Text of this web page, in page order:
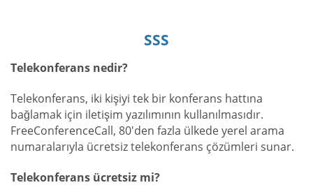
SSS
Telekonferans nedir?
Telekonferans, iki kişiyi tek bir konferans hattına
bağlamak için iletişim yazılımının kullanılmasıdır.
FreeConferenceCall, 80'den fazla ülkede yerel arama
numaralarıyla ücretsiz telekonferans çözümleri sunar.
Telekonferans ücretsiz mi?